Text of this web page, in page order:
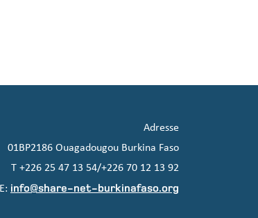
Adresse
01BP2186 Ouagadougou Burkina Faso
T +226 25 47 13 54/+226 70 12 13 92
E: info@share-net-burkinafaso.org